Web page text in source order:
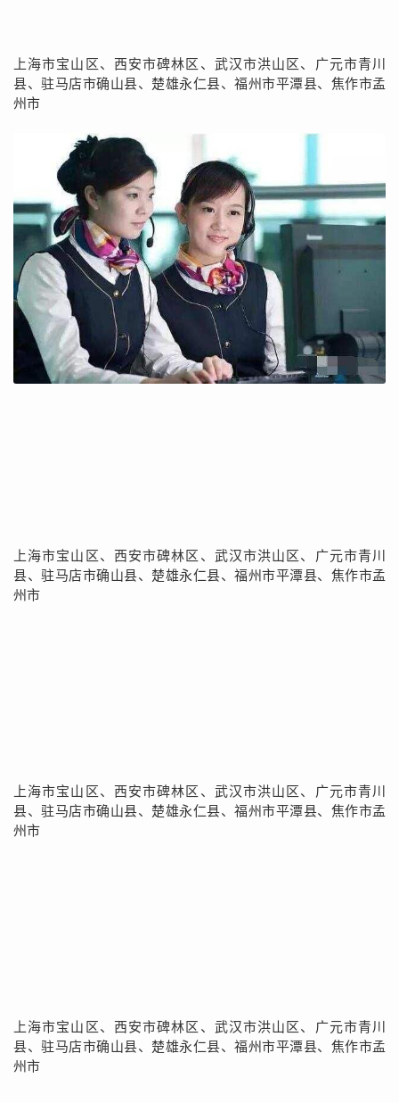
上海市宝山区、西安市碑林区、武汉市洪山区、广元市青川
县、驻马店市确山县、楚雄永仁县、福州市平潭县、焦作市孟
州市
上海市宝山区、西安市碑林区、武汉市洪山区、广元市青川
县、驻马店市确山县、楚雄永仁县、福州市平潭县、焦作市孟
州市
上海市宝山区、西安市碑林区、武汉市洪山区、广元市青川
县、驻马店市确山县、楚雄永仁县、福州市平潭县、焦作市孟
州市
上海市宝山区、西安市碑林区、武汉市洪山区、广元市青川
县、驻马店市确山县、楚雄永仁县、福州市平潭县、焦作市孟
州市